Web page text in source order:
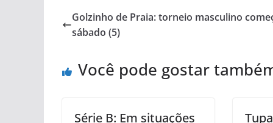
Golzinho de Praia: torneio masculino
sábado (5)
Você pode gostar
Série B: Em situações